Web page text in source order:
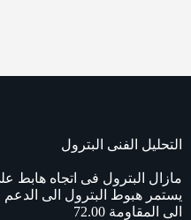
التحليل الفنى البترول
الى المقاومة 72.00